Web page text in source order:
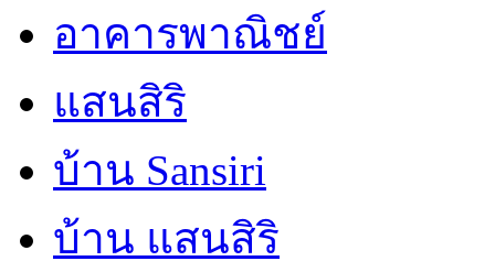
อาคารพาณิชย์
แสนสิริ
บ้าน Sansiri
บ้าน แสนสิริ